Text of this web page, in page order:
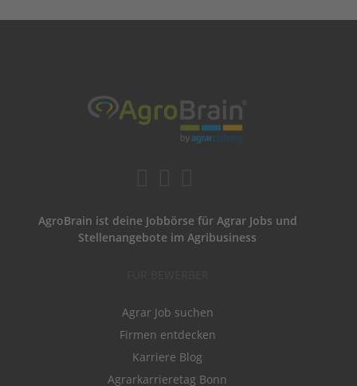
AgroBrain ist deine Jobbörse für Agrar Jobs und
Stellenangebote im Agribusiness
Agrar Job suchen
Firmen entdecken
Karriere Blog
Agrarkarrieretag Bonn